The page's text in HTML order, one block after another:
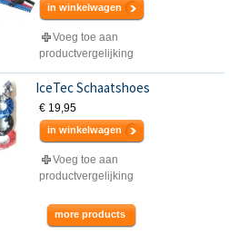
in winkelwagen
Voeg toe aan
productvergelijking
IceTec Schaatshoes
€ 19,95
in winkelwagen
Voeg toe aan
productvergelijking
more products